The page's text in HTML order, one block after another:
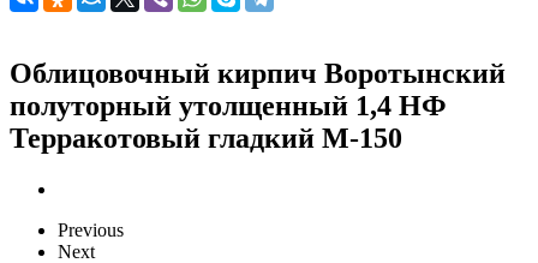
Облицовочный кирпич Воротынский
полуторный утолщенный 1,4 НФ
Терракотовый гладкий М-150
Previous
Next